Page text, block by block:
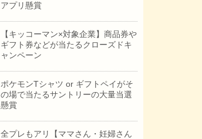
アプリ懸賞
【キッコーマン×対象企業】商品券や
ギフト券などが当たるクローズドキ
ャンペーン
ポケモンTシャツ or ギフトペイがそ
の場で当たるサントリーの大量当選
懸賞
全プレもアリ【ママさん・妊婦さん